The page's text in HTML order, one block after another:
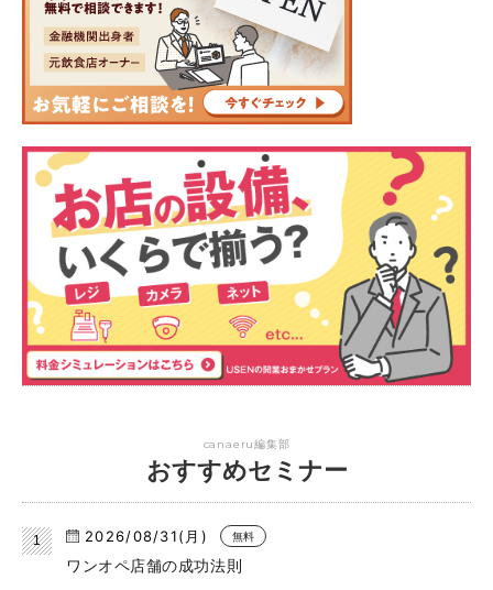
canaeru編集部
おすすめセミナー
2026/08/31(月) 無料
ワンオペ店舗の成功法則